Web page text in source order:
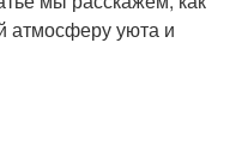
атмосферу уюта и